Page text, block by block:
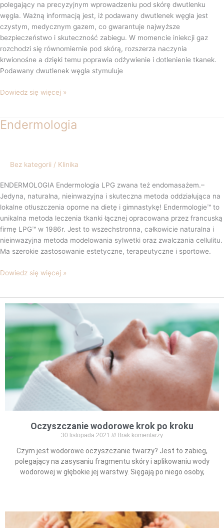
polegający na precyzyjnym wprowadzeniu pod skórę dwutlenku
węgla. Ważną informacją jest, iż podawany dwutlenek węgla jest
czystym, medycznym gazem, co gwarantuje najwyższe
bezpieczeństwo i skuteczność zabiegu. W momencie iniekcji gaz
rozchodzi się równomiernie pod skórą, rozszerza naczynia
krwionośne a dzięki temu poprawia odżywienie i dotlenienie tkanek.
Podawany dwutlenek węgla stymuluje
Dowiedz się więcej »
Endermologia
Bez kategorii / Klinika
ENDERMOLOGIA Endermologia LPG zwana też endomasażem.–
Jedyna, naturalna, nieinwazyjna i skuteczna metoda oddziałująca na
lokalne otłuszczenia oporne na dietę i gimnastykę! Endermologie™ to
unikalna metoda leczenia tkanki łącznej opracowana przez francuską
firmę LPG™ w 1986r. Jest to wszechstronna, całkowicie naturalna i
nieinwazyjna metoda modelowania sylwetki oraz zwalczania cellulitu.
Ma szerokie zastosowanie estetyczne, terapeutyczne i sportowe.
Endermologia
Dowiedz się więcej »
Oczyszczanie wodorowe krok po kroku
30 listopada 2021 Brak komentarzy
Czym jest wodorowe oczyszczanie twarzy? Jest to zabieg,
polegający na zasysaniu fragmentu skóry i aplikowaniu wody
wodorowej w głębokie jej warstwy. Sięgają po niego osoby,